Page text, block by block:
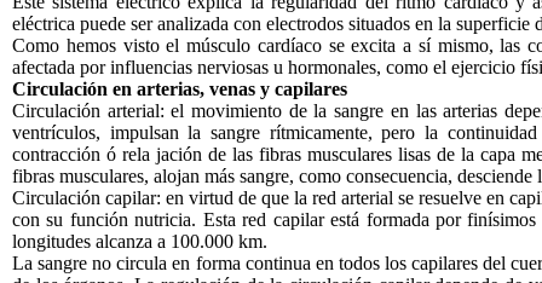
eléctrica puede ser analizada con electrodos situados en la
Como hemos visto el músculo cardíaco se excita a sí mismo, las
afectada por influencias nerviosas u hormonales, como el ejercicio
Circulación en arterias, venas y capilares
Circulación arterial: el movimiento de la sangre en las arterias
ventrículos, impulsan la sangre rítmicamente, pero la
contracción ó rela jación de las fibras musculares lisas de la capa
fibras musculares, alojan más sangre, como consecuencia,
Circulación capilar: en virtud de que la red arterial se resuelve en
con su función nutricia. Esta red capilar está formada por
longitudes alcanza a 100.000 km.
La sangre no circula en forma continua en todos los capilares del